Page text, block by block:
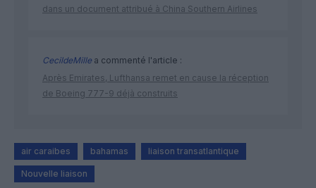
dans un document attribué à China Southern Airlines
CecildeMillea commenté l'article :
Après Emirates, Lufthansa remet en cause la réception
de Boeing 777-9 déjà construits
air caraibes bahamas liaison transatlantique
Nouvelle liaison